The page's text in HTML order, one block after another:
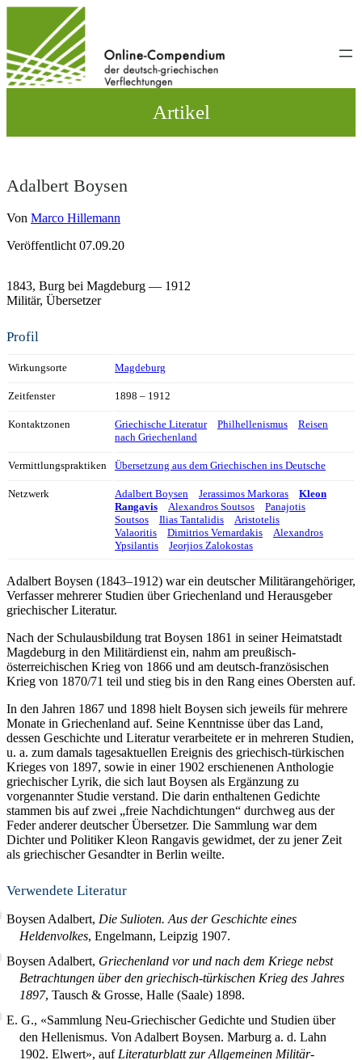
wechseln
Artikel
Adalbert Boysen
Von Marco Hillemann
Veröffentlicht 07.09.20
1843, Burg bei Magdeburg — 1912
Militär Übersetzer
Profil
Wirkungsorte Magdeburg
Zeitfenster 1898 – 1912
Kontaktzonen Griechische Literatur Philhellenismus
Reisen
nach Griechenland
Vermittlungspraktiken Übersetzung aus dem Griechischen ins Deutsche
Netzwerk Adalbert Boysen Jerassimos Markoras
Kleon
Rangavis
Alexandros Soutsos
Panajotis
Soutsos
Ilias Tantalidis
Aristotelis
Valaoritis
Dimitrios Vernardakis
Alexandros
Ypsilantis
Jeorjios Zalokostas
Adalbert Boysen (1843–1912) war ein deutscher Militärangehöriger,
Verfasser mehrerer Studien über Griechenland und Herausgeber
griechischer Literatur.
Nach der Schulausbildung trat Boysen 1861 in seiner Heimatstadt
Magdeburg in den Militärdienst ein, nahm am preußisch-
österreichischen Krieg von 1866 und am deutsch-französischen
Krieg von 1870/71 teil und stieg bis in den Rang eines Obersten auf.
In den Jahren 1867 und 1898 hielt Boysen sich jeweils für mehrere
Monate in Griechenland auf. Seine Kenntnisse über das Land,
dessen Geschichte und Literatur verarbeitete er in mehreren Studien,
u. a. zum damals tagesaktuellen Ereignis des griechisch-türkischen
Krieges von 1897, sowie in einer 1902 erschienenen Anthologie
griechischer Lyrik, die sich laut Boysen als Ergänzung zu
vorgenannter Studie verstand. Die darin enthaltenen Gedichte
stammen bis auf zwei „freie Nachdichtungen“ durchweg aus der
Feder anderer deutscher Übersetzer. Die Sammlung war dem
Dichter und Politiker Kleon Rangavis gewidmet, der zu jener Zeit
als griechischer Gesandter in Berlin weilte.
Verwendete Literatur
Boysen Adalbert, Die Sulioten. Aus der Geschichte eines
Heldenvolkes, Engelmann, Leipzig 1907.
Boysen Adalbert, Griechenland vor und nach dem Kriege nebst
Betrachtungen über den griechisch-türkischen Krieg des Jahres
1897, Tausch & Grosse, Halle (Saale) 1898.
E. G., «Sammlung Neu-Griechischer Gedichte und Studien über
den Hellenismus. Von Adalbert Boysen. Marburg a. d. Lahn
1902. Elwert», auf Literaturblatt zur Allgemeinen Militär-